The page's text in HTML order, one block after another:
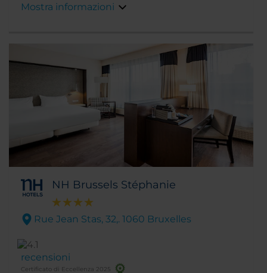
Mostra informazioni
NH Brussels Stéphanie
Rue Jean Stas, 32,. 1060 Bruxelles
recensioni
Certificato di Eccellenza 2025